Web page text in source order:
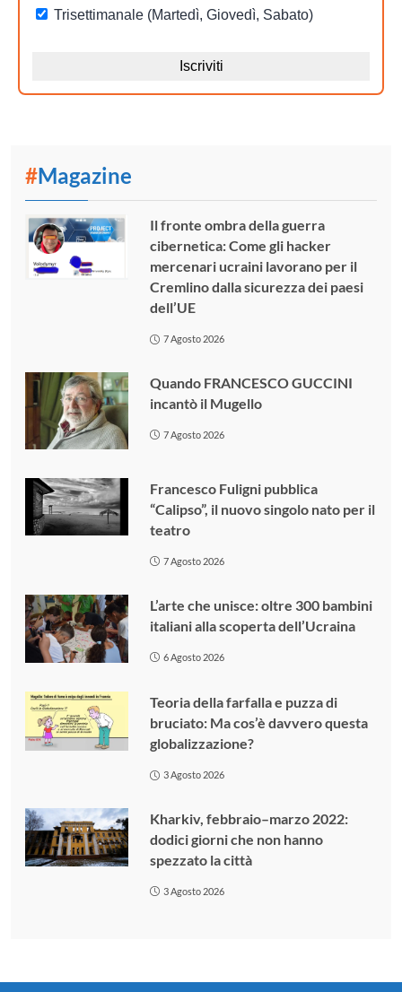
#Magazine
Il fronte ombra della guerra
cibernetica: Come gli hacker
mercenari ucraini lavorano per il
Cremlino dalla sicurezza dei paesi
dell’UE
7 Agosto 2026
Quando FRANCESCO GUCCINI
incantò il Mugello
7 Agosto 2026
Francesco Fuligni pubblica
“Calipso”, il nuovo singolo nato per il
teatro
7 Agosto 2026
L’arte che unisce: oltre 300 bambini
italiani alla scoperta dell’Ucraina
6 Agosto 2026
Teoria della farfalla e puzza di
bruciato: Ma cos’è davvero questa
globalizzazione?
3 Agosto 2026
Kharkiv, febbraio–marzo 2022:
dodici giorni che non hanno
spezzato la città
3 Agosto 2026